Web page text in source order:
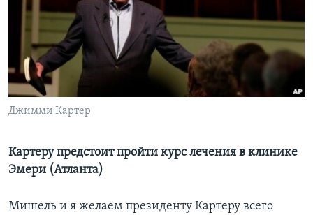
Learning English
СОЦИАЛЬНЫЕ СЕТИ
Джимми Картер
Картеру предстоит пройти курс лечения в клинике
Эмери (Атланта)
Мишель и я желаем президенту Картеру всего